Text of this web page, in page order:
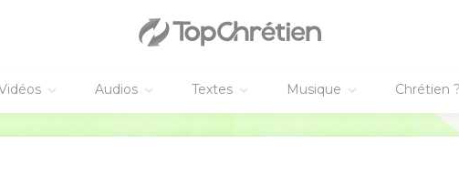
Audios Textes Musique Chrétien ?